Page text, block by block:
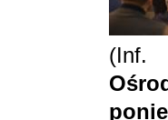
(Inf.